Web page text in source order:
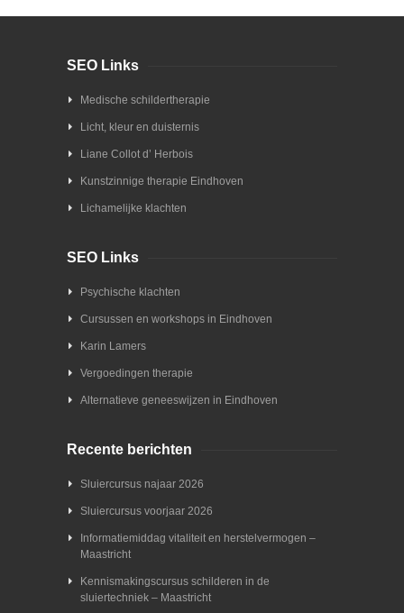
SEO Links
Medische schildertherapie
Licht, kleur en duisternis
Liane Collot d’ Herbois
Kunstzinnige therapie Eindhoven
Lichamelijke klachten
SEO Links
Psychische klachten
Cursussen en workshops in Eindhoven
Karin Lamers
Vergoedingen therapie
Alternatieve geneeswijzen in Eindhoven
Recente berichten
Sluiercursus najaar 2026
Sluiercursus voorjaar 2026
Informatiemiddag vitaliteit en herstelvermogen –
Maastricht
Kennismakingscursus schilderen in de
sluiertechniek – Maastricht